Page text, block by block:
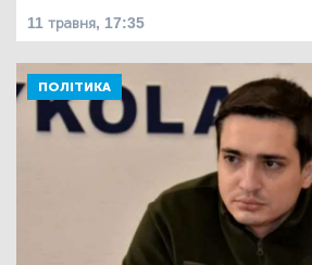
11 травня, 17:35
ПОЛІТИКА